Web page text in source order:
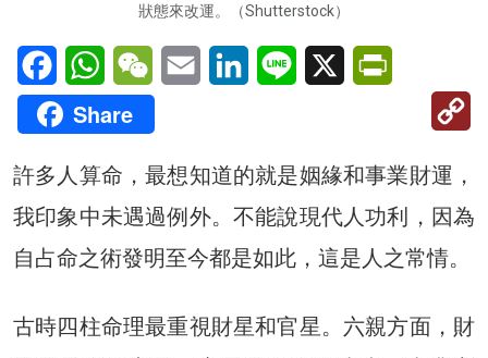
狀態來改運。（Shutterstock）
FacebookWhatsAppWeChatEmail LinkedInLine X
Share
許多人算命，最想知道的就是姻緣和事業財運，
我印象中未遇過例外。不能說現代人功利，因為
自占命之術發明至今都是如此，這是人之常情。
古時四柱命理最重視財星和官星。六親方面，財